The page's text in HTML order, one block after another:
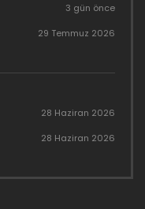
3 gün önce
29 Temmuz 2026
28 Haziran 2026
28 Haziran 2026